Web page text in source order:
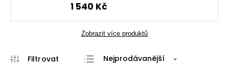
1 540 Kč
Zobrazit více produktů
Nejprodávanější